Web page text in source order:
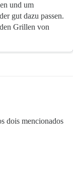
und um
gut dazu passen.
Grillen von
dois mencionados